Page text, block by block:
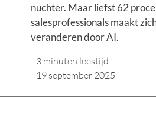
nuchter. Maar liefst 62
salesprofessionals maakt
veranderen door AI.
3 minuten leestijd
19 september 2025